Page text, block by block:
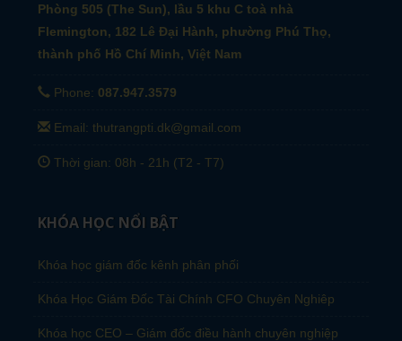
Phòng 505 (The Sun), lầu 5 khu C toà nhà
Flemington, 182 Lê Đại Hành, phường Phú Thọ,
thành phố Hồ Chí Minh, Việt Nam
Phone: 087.947.3579
Email: thutrangpti.dk@gmail.com
Thời gian: 08h - 21h (T2 - T7)
KHÓA HỌC NỔI BẬT
Khóa học giám đốc kênh phân phối
Khóa Học Giám Đốc Tài Chính CFO Chuyên Nghiêp
Khóa học CEO – Giám đốc điều hành chuyên nghiệp